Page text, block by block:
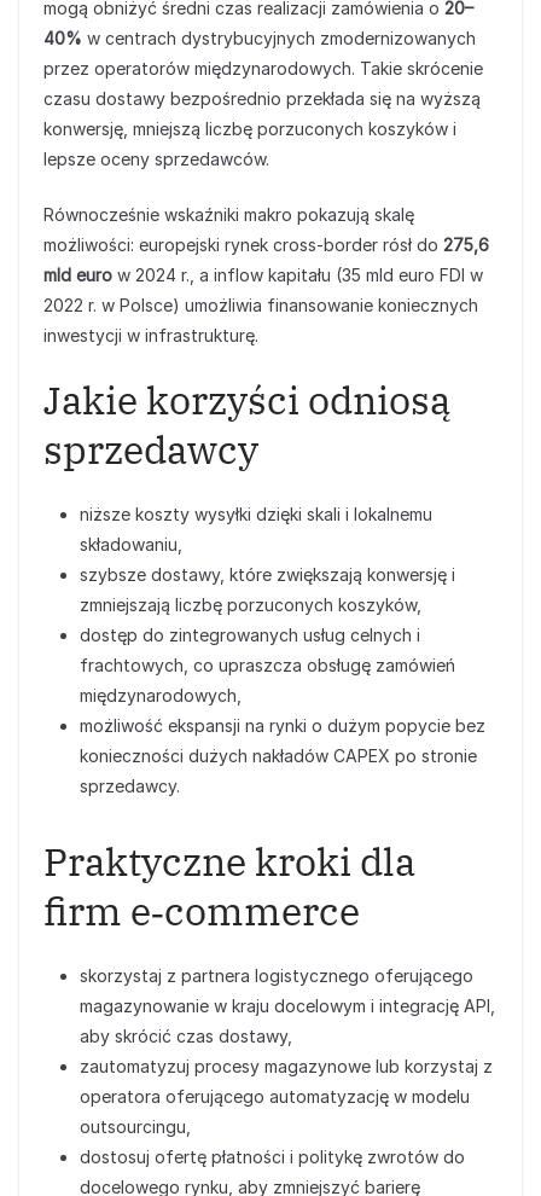
mogą obniżyć średni czas realizacji zamówienia o 20–
40% w centrach dystrybucyjnych zmodernizowanych
przez operatorów międzynarodowych. Takie skrócenie
czasu dostawy bezpośrednio przekłada się na wyższą
konwersję, mniejszą liczbę porzuconych koszyków i
lepsze oceny sprzedawców.
Równocześnie wskaźniki makro pokazują skalę
możliwości: europejski rynek cross‑border rósł do 275,6
mld euro w 2024 r., a inflow kapitału (35 mld euro FDI w
2022 r. w Polsce) umożliwia finansowanie koniecznych
inwestycji w infrastrukturę.
Jakie korzyści odniosą
sprzedawcy
niższe koszty wysyłki dzięki skali i lokalnemu
składowaniu,
szybsze dostawy, które zwiększają konwersję i
zmniejszają liczbę porzuconych koszyków,
dostęp do zintegrowanych usług celnych i
frachtowych, co upraszcza obsługę zamówień
międzynarodowych,
możliwość ekspansji na rynki o dużym popycie bez
konieczności dużych nakładów CAPEX po stronie
sprzedawcy.
Praktyczne kroki dla
firm e‑commerce
skorzystaj z partnera logistycznego oferującego
magazynowanie w kraju docelowym i integrację API,
aby skrócić czas dostawy,
zautomatyzuj procesy magazynowe lub korzystaj z
operatora oferującego automatyzację w modelu
outsourcingu,
dostosuj ofertę płatności i politykę zwrotów do
docelowego rynku, aby zmniejszyć barierę